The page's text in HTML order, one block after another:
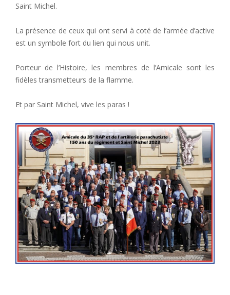
Saint Michel.
La présence de ceux qui ont servi à coté de l’armée d’active
est un symbole fort du lien qui nous unit.
Porteur de l’Histoire, les membres de l’Amicale sont les
fidèles transmetteurs de la flamme.
Et par Saint Michel, vive les paras !